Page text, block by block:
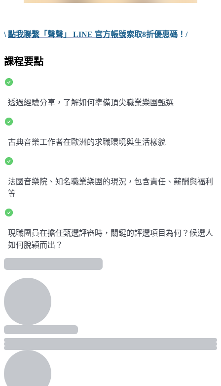
\點我聯繫「聲聲」 LINE 官方帳號索取8折優惠碼！/
課程要點
透過經驗分享，了解如何準備頂尖職業樂團甄選
古典音樂工作者在歐洲的求職環境與生活樣貌
法國音樂院、知名職業樂團的現況，包含責任、薪酬與福利
等
現職團員在擔任甄選評審時，關鍵的評選項目為何？候選人
如何脫穎而出？